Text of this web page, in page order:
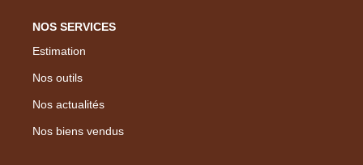
NOS SERVICES
Estimation
Nos outils
Nos actualités
Nos biens vendus